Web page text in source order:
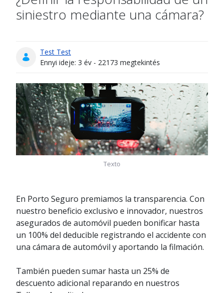
siniestro mediante una cámara?
Test Test
Publikálás dátuma
Ennyi ideje: 3 év - 22173 megtekintés
Texto
En Porto Seguro premiamos la transparencia. Con
nuestro beneficio exclusivo e innovador, nuestros
asegurados de automóvil pueden bonificar hasta
un 100% del deducible registrando el accidente con
una cámara de automóvil y aportando la filmación.
También pueden sumar hasta un 25% de
descuento adicional reparando en nuestros